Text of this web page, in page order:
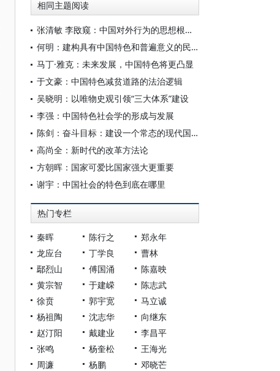
相同主题阅读
张清敏 李敃窥：中国对外行为的思想根源探析
何明：建构具有中国特色和普遍意义的民族学学科
马丁·雅克：未来发展，中国特色将更凸显
于文豪：中国特色减贫道路的法治逻辑
吴晓明：以唯物史观引领“三大体系”建设
李强：中国特色社会学的形成与发展
陈剑：奋斗目标：建设一个常态的现代国家
高尚全：新时代的改革方法论
方朝晖：国家可爱比国家强大更重要
谢宇：中国社会的特色到底在哪里
热门专栏
秦晖 陈行之
郑永年
龙应台
丁学良
曹林
鄢烈山
傅国涌
陈嘉映
黄宗智
于建嵘
陈志武
徐贲
郭宇宽
马立诚
杨祖陶
沈志华
向继东
赵汀阳
戴建业
李昌平
张鸣
杨奎松
王海光
周濂
杨鹏
邓晓芒